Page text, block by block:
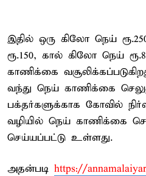
இதில் ஒரு கிலோ நெய்
ரூ.150, கால் கிலோ நெய்
காணிக்கை
வந்து நெய் காணிக்கை
பக்தர்களுக்காக கோவில்
வழியில் நெய் காணிக்கை
செய்யப்பட்டு உள்ளது.
அதன்படி https://